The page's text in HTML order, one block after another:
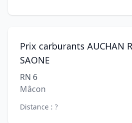
Prix carburants AUCHAN
SAONE
RN 6
Mâcon
Distance : ?